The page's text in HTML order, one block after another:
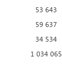
53 643
59 637
34 534
1 034 065